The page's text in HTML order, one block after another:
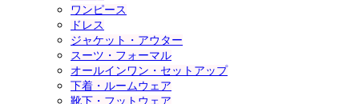
ワンピース
ドレス
ジャケット・アウター
スーツ・フォーマル
オールインワン・セットアップ
下着・ルームウェア
靴下・フットウェア